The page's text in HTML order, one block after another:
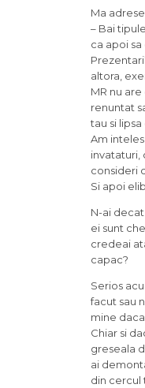
Ma
– Bai
ca apoi
altora,
MR nu
renuntat
tau si
Am
invataturi,
consideri
Si apoi
N-ai
ei sunt
credeai
capac?
Serios
facut sau
mine
Chiar si
greseala
ai
din cercul